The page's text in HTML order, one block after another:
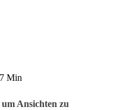
7 Min
Ansichten zu